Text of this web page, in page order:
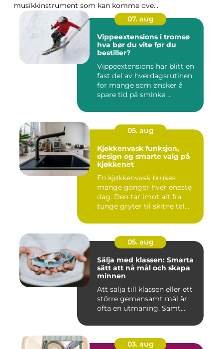
musikkinstrument som kan komme ove...
07. aug
Vippeextensions i tromsø
hva bør du vite før du
bestiller?
Vippeextensions har blitt en
fast del av hverdagsrutinen
for mange som ønsker å
spare tid på sminke ...
05. aug
Kjøkkenvask funksjon,
design og smarte valg på
kjøkkenet
En kjøkkenvask brukes
mange ganger hver eneste
dag. Den tar imot alt fra
tunge gryter til skitne tal...
05. aug
Sälja med klassen: Smarta
sätt att nå mål och skapa
minnen
Att sälja till klassen eller ett
större gemensamt mål är
ofta en utmaning. Samt...
03. aug